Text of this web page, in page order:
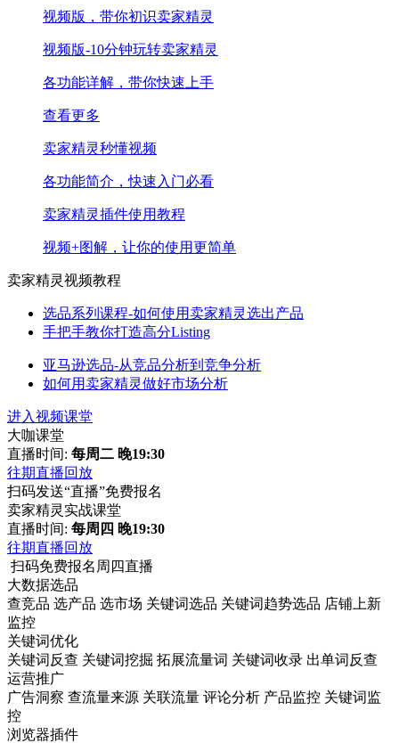
视频版，带你初识卖家精灵
视频版-10分钟玩转卖家精灵
各功能详解，带你快速上手
查看更多
卖家精灵秒懂视频
各功能简介，快速入门必看
卖家精灵插件使用教程
视频+图解，让你的使用更简单
卖家精灵视频教程
选品系列课程-如何使用卖家精灵选出产品
手把手教你打造高分Listing
亚马逊选品-从竞品分析到竞争分析
如何用卖家精灵做好市场分析
进入视频课堂
大咖课堂
直播时间: 每周二 晚19:30
往期直播回放
扫码发送“直播”免费报名
卖家精灵实战课堂
直播时间: 每周四 晚19:30
往期直播回放
扫码免费报名周四直播
大数据选品
查竞品 选产品 选市场 关键词选品 关键词趋势选品 店铺上新
监控
关键词优化
关键词反查 关键词挖掘 拓展流量词 关键词收录 出单词反查
运营推广
广告洞察 查流量来源 关联流量 评论分析 产品监控 关键词监
控
浏览器插件